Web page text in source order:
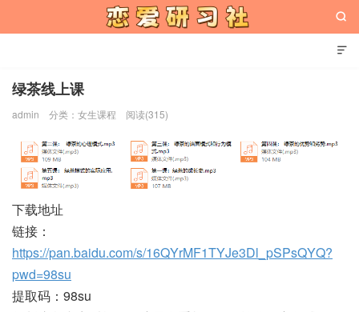


绿茶线上课
admin 分类： 女生课程 阅读(315)
下载地址
链接：
https://pan.baidu.com/s/16QYrMF1TYJe3Dl_pSPsQYQ?
pwd=98su
提取码：98su